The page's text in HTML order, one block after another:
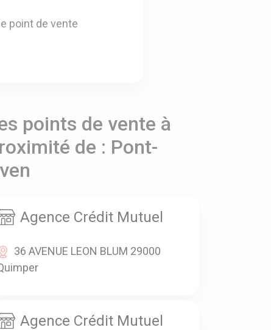
point de vente
points de vente à
de : Pont-
Agence Crédit Mutuel
36 AVENUE LEON BLUM 29000
Agence Crédit Mutuel